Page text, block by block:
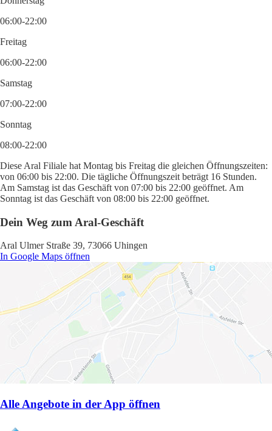
06:00-22:00
Freitag
06:00-22:00
Samstag
07:00-22:00
Sonntag
08:00-22:00
Diese Aral Filiale hat Montag bis Freitag die gleichen Öffnungszeiten:
von 06:00 bis 22:00. Die tägliche Öffnungszeit beträgt 16 Stunden.
Am Samstag ist das Geschäft von 07:00 bis 22:00 geöffnet. Am
Sonntag ist das Geschäft von 08:00 bis 22:00 geöffnet.
Dein Weg zum Aral-Geschäft
Aral Ulmer Straße 39, 73066 Uhingen
In Google Maps öffnen
Alle Angebote in der App öffnen